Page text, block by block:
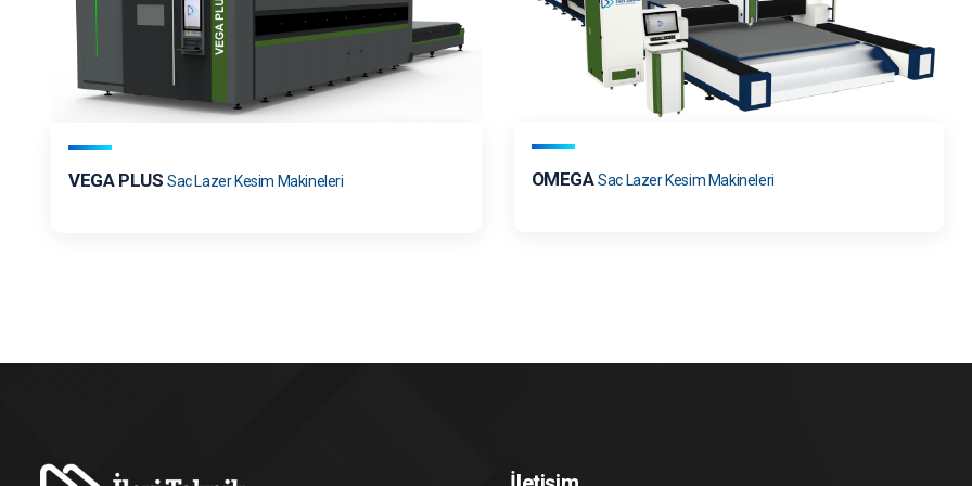
VEGA PLUS Sac Lazer Kesim Makineleri OMEGASac Lazer Kesim Makineleri